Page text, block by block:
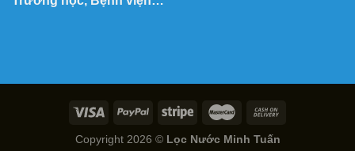
Copyright 2026 © Lọc Nước Minh Tuấn